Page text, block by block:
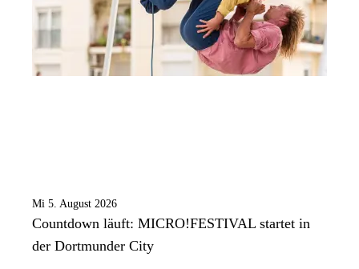
Mi 5. August 2026
Countdown läuft: MICRO!FESTIVAL startet in
der Dortmunder City